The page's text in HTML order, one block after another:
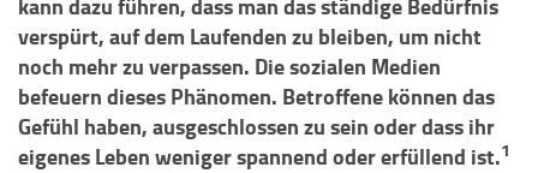
verspürt, auf dem Laufenden zu bleiben, um nicht
noch mehr zu verpassen. Die sozialen Medien
befeuern dieses Phänomen. Betroffene können das
Gefühl haben, ausgeschlossen zu sein oder dass ihr
eigenes Leben weniger spannend oder erfüllend ist.1